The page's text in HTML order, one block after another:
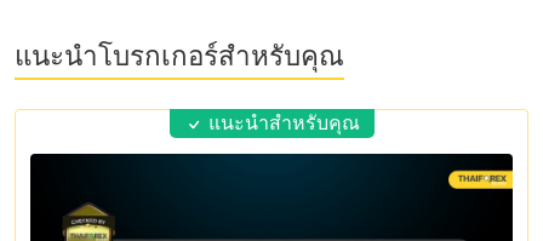
แนะนำโบรกเกอร์สำหรับคุณ
แนะนำสำหรับคุณ